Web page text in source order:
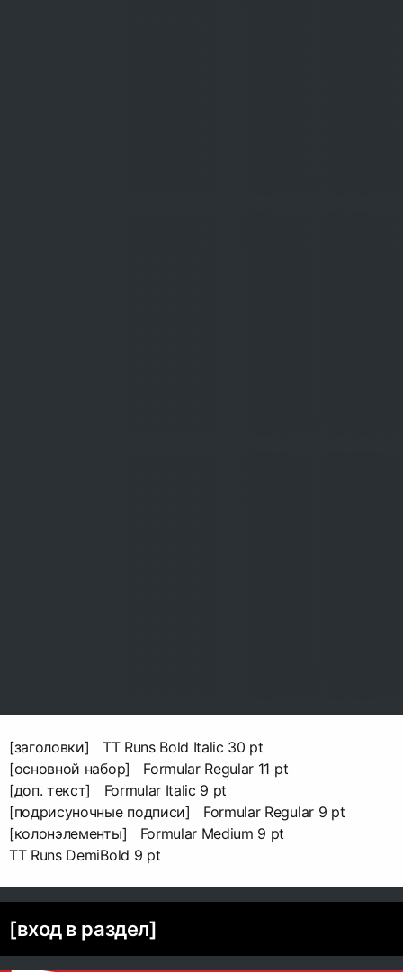
[заголовки] TT Runs Bold Italic 30 pt
[основной набор] Formular Regular 11 pt
[доп. текст] Formular Italic 9 pt
[подрисуночные подписи] Formular Regular 9 pt
[колонэлементы] Formular Medium 9 pt
TT Runs DemiBold 9 pt
[вход в раздел]